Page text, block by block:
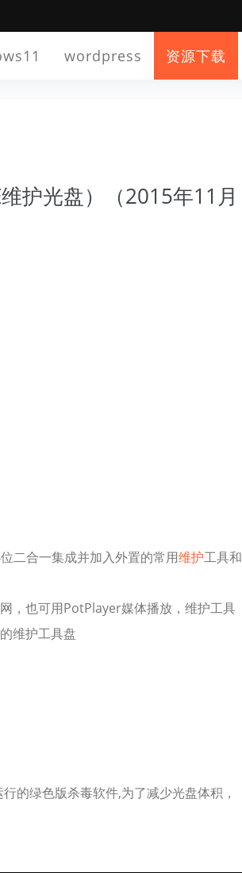
wordpress 资源下载
护光盘）（2015年11月
二合一集成并加入外置的常用维护工具和
，也可用PotPlayer媒体播放，维护工具
维护工具盘
的绿色版杀毒软件,为了减少光盘体积，